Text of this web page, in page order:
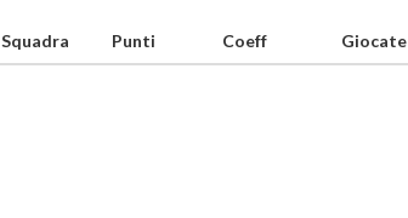
Squadra Punti Coeff Giocate